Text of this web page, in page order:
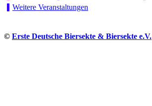
Weitere Veranstaltungen
© Erste Deutsche Biersekte & Biersekte e.V.